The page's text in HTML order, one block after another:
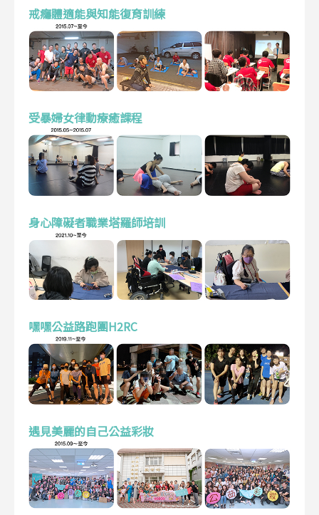
戒癮體適能與知能復育訓練
受暴婦女律動療癒課程
身心障礙者職業塔羅師培訓
嘿嘿公益路跑團H2RC
遇見美麗的自己公益彩妝